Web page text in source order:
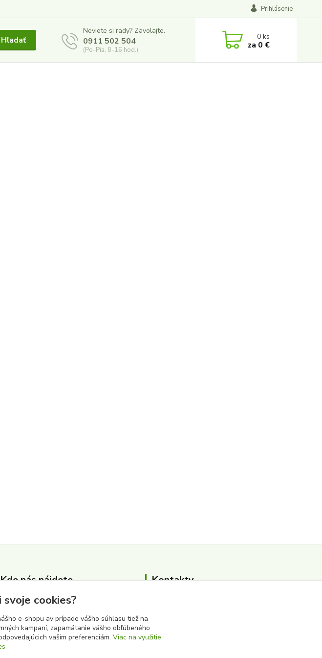
Prihlásenie
Hľadať
Neviete si rady? Zavolajte.
0911 502 504
(Po-Pia, 8-16 hod.)
0ks
za 0 €
Kde nás nájdete
surovín Albert s.r.o.
3646
01 Rimavská Sobota
Kontakty
(Po-Pia, 8-16 hod.)
albert@zbersurovin.sk
cookies?
e-shopu av prípade vášho súhlasu tiež na
kampaní, zapamätanie vášho obľúbeného
vašim preferenciám. Viac na využitie